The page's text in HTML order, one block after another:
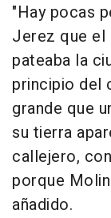
"Hay pocas
Jerez que el
pateaba la
principio del
grande que
su tierra
callejero,
porque
añadido.